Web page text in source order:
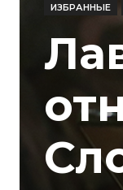
ИЗБРАННЫЕ